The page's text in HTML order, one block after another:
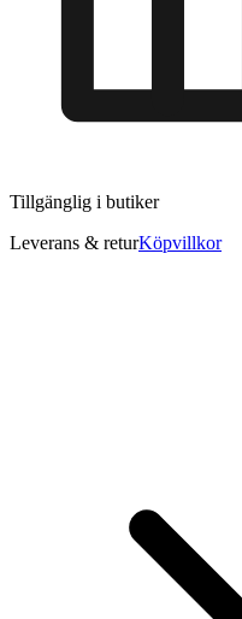
Tillgänglig i butiker
Leverans & returKöpvillkor